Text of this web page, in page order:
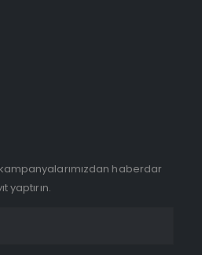
haberdar
yaptırın.